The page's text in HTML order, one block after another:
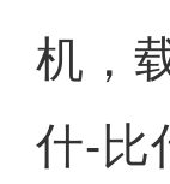
机，
什-比